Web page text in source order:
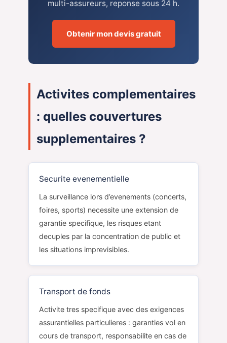
multi-assureurs, reponse sous 24 h.
Obtenir mon devis gratuit
Activites complementaires
: quelles couvertures
supplementaires ?
Securite evenementielle
La surveillance lors d’evenements (concerts,
foires, sports) necessite une extension de
garantie specifique, les risques etant
decuples par la concentration de public et
les situations imprevisibles.
Transport de fonds
Activite tres specifique avec des exigences
assurantielles particulieres : garanties vol en
cours de transport, responsabilite en cas de